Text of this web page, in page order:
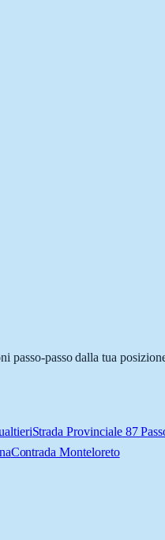
passo-passo dalla tua
Strada Provinciale 87
Contrada Monteloreto